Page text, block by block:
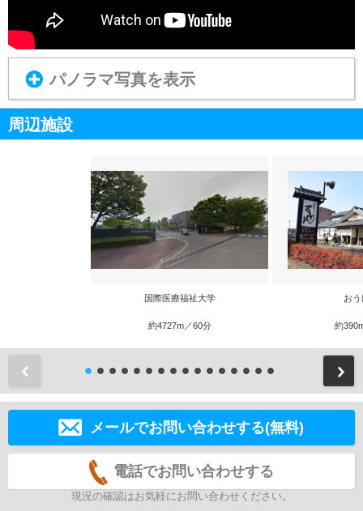
パノラマ写真を表示
周辺施設
国際医療福祉大学
約4727m／60分
お
約
メールでお問い合わせする(無料)
電話でお問い合わせする
現況の確認はお気軽にお問い合わせください。